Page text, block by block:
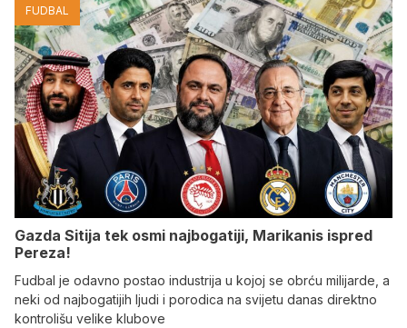
FUDBAL
Gazda Sitija tek osmi najbogatiji, Marikanis ispred
Pereza!
Fudbal je odavno postao industrija u kojoj se obrću milijarde, a
neki od najbogatijih ljudi i porodica na svijetu danas direktno
kontrolišu velike klubove